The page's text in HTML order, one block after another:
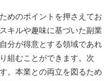
めのポイントを押さえてお
キルや趣味に基づいた副業
分が得意とする領域であれ
組むことができます。次
。本業との両立を図るため